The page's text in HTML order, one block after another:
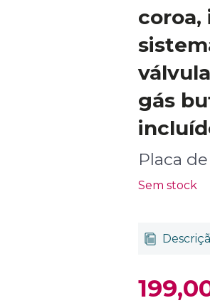
coroa,
gás
Placa
Sem stock